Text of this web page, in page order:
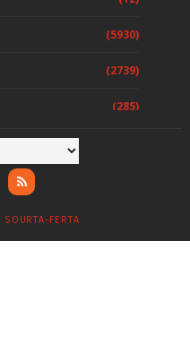
(5930)
(2739)
(285)
SOURTA-FERTA